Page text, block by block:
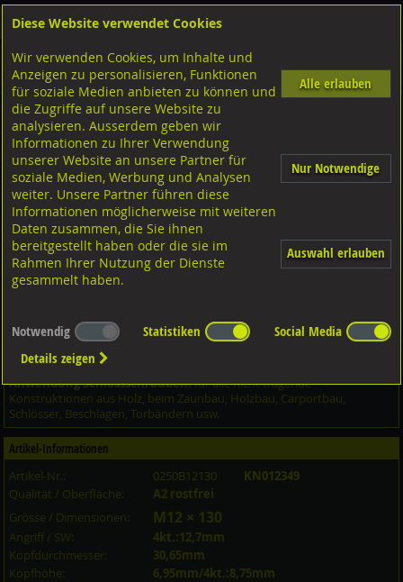
Shop Schrauben Diverse Schrauben
M-Gewinde
Diverse Ausführungen M-GewindeFlachrundschrauben A2 rostfrei
Flachrundschrauben mit 4kt. ohne MU, DIN603 A2
rostfrei M12x130
Anwendung Schlossschrauben:für alle nicht tragende
Konstruktionen aus Holz, beim Zaunbau, Holzbau, Carportbau,
Schlösser, Beschlägen, Torbändern usw.
Artikel-Informationen
Artikel-Nr.:
0250B12130
KN012349
Qualität / Oberfläche:
A2 rostfrei
Grösse / Dimensionen:
M12 × 130
Angriff / SW:
4kt.:12,7mm
Kopfdurchmesser:
30,65mm
Kopfhöhe:
6,95mm/4kt.:8,75mm
Diese Website verwendet Cookies
Wir verwenden Cookies, um Inhalte und
Anzeigen zu personalisieren, Funktionen
für soziale Medien anbieten zu können und
die Zugriffe auf unsere Website zu
analysieren. Ausserdem geben wir
Informationen zu Ihrer Verwendung
unserer Website an unsere Partner für
soziale Medien, Werbung und Analysen
weiter. Unsere Partner führen diese
Informationen möglicherweise mit weiteren
Daten zusammen, die Sie ihnen
bereitgestellt haben oder die sie im
Rahmen Ihrer Nutzung der Dienste
gesammelt haben.
Alle erlauben
Nur Notwendige
Auswahl erlauben
Notwendig Statistiken
Social Media
Details zeigen